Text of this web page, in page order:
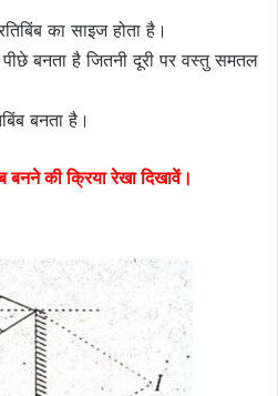
का साइज होता है।
पीछे बनता है जितनी दूरी पर वस्तु समतल
बनता है।
बनने की क्रिया रेखा दिखावें।